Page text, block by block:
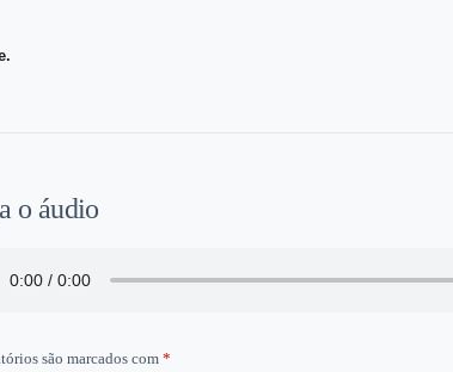
o áudio
são marcados com *